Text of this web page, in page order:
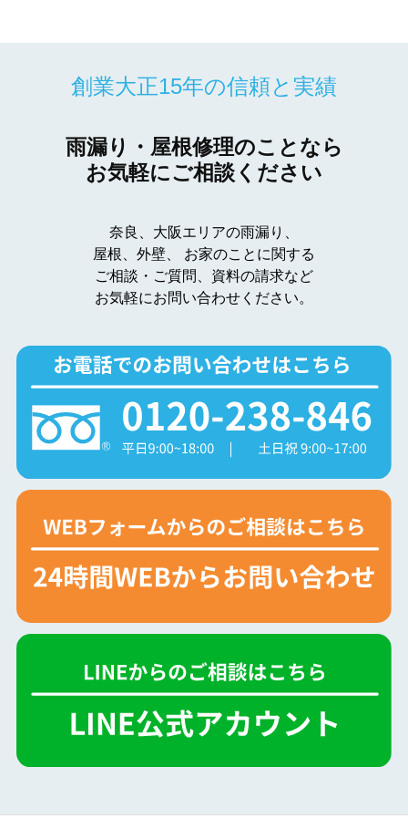
創業大正15年の信頼と実績
雨漏り・屋根修理のことなら
お気軽にご相談ください
奈良、大阪エリアの雨漏り、
屋根、外壁、
お家のことに関する
ご相談・ご質問、資料の請求など
お気軽にお問い合わせください。